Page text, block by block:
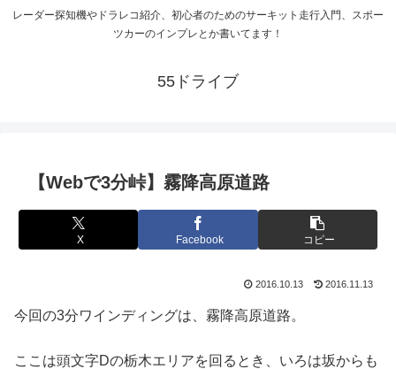
レーダー探知機やドラレコ紹介、初心者のためのサーキット走行入門、スポー
ツカーのインプレとか書いてます！
55ドライブ
【Webで3分峠】霧降高原道路
X Facebook コピー
2016.10.13 2016.11.13
今回の3分ワインディングは、霧降高原道路。
ここは頭文字Dの栃木エリアを回るとき、いろは坂からも